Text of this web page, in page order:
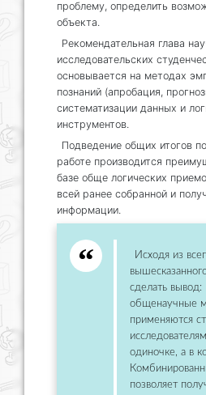
проблему, определить
объекта.
Рекомендательная глава
исследовательских
основывается на методах
познаний (апробация,
систематизации данных и
инструментов.
Подведение общих итогов
работе производится
базе обще логических
всей ранее собранной и
информации.
Исходя из
сделать вывод:
общенаучные
применяются
одиночке, а в
позволяет